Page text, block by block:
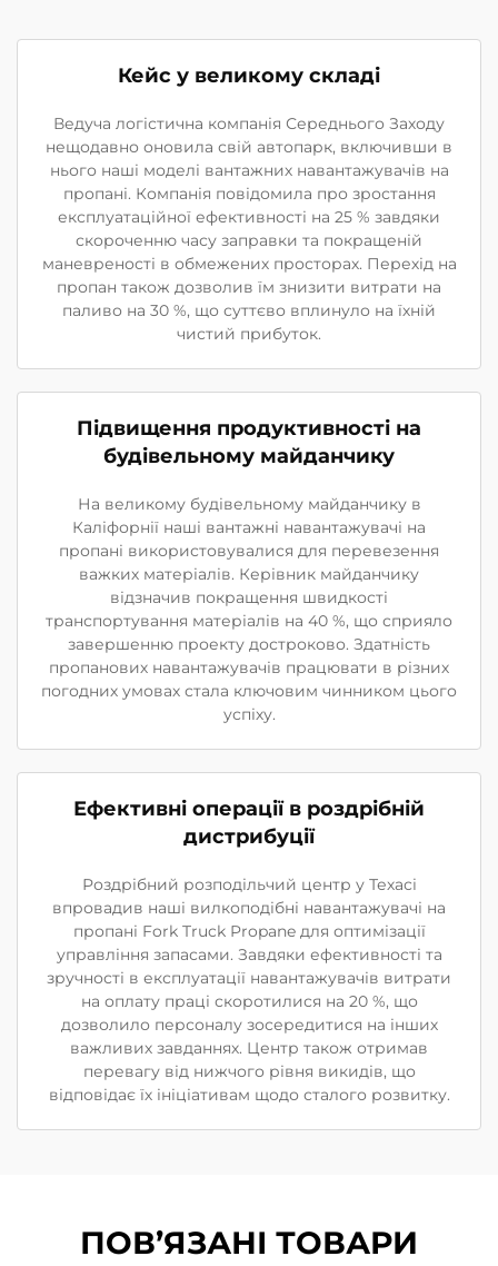
Кейс у великому складі
Ведуча логістична компанія Середнього Заходу
нещодавно оновила свій автопарк, включивши в
нього наші моделі вантажних навантажувачів на
пропані. Компанія повідомила про зростання
експлуатаційної ефективності на 25 % завдяки
скороченню часу заправки та покращеній
маневреності в обмежених просторах. Перехід на
пропан також дозволив їм знизити витрати на
паливо на 30 %, що суттєво вплинуло на їхній
чистий прибуток.
Підвищення продуктивності на
будівельному майданчику
На великому будівельному майданчику в
Каліфорнії наші вантажні навантажувачі на
пропані використовувалися для перевезення
важких матеріалів. Керівник майданчику
відзначив покращення швидкості
транспортування матеріалів на 40 %, що сприяло
завершенню проекту достроково. Здатність
пропанових навантажувачів працювати в різних
погодних умовах стала ключовим чинником цього
успіху.
Ефективні операції в роздрібній
дистрибуції
Роздрібний розподільчий центр у Техасі
впровадив наші вилкоподібні навантажувачі на
пропані Fork Truck Propane для оптимізації
управління запасами. Завдяки ефективності та
зручності в експлуатації навантажувачів витрати
на оплату праці скоротилися на 20 %, що
дозволило персоналу зосередитися на інших
важливих завданнях. Центр також отримав
перевагу від нижчого рівня викидів, що
відповідає їх ініціативам щодо сталого розвитку.
ПОВ’ЯЗАНІ ТОВАРИ